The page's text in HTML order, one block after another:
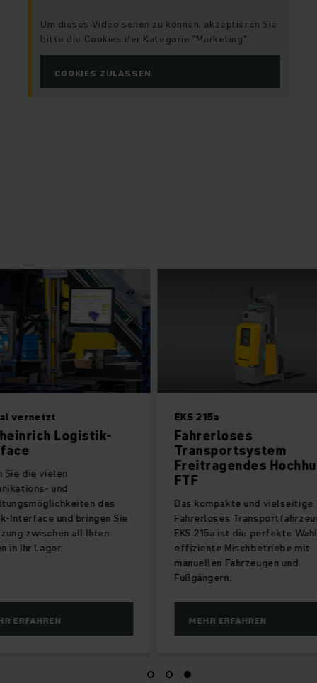
Um dieses Video sehen zu können, akzeptieren Sie
bitte die Cookies der Kategorie "Marketing".
COOKIES ZULASSEN
Logistik-
und
des
und bringen Sie
all Ihren
EKS 215a
Fahrerloses
Transportsystem
Freitragendes Hochhub-
Das kompakte und vielseitige
Fahrerloses Transportfahrzeug
EKS 215a ist die perfekte Wahl für
effiziente Mischbetriebe mit
manuellen Fahrzeugen und
Fußgängern.
MEHR ERFAHREN